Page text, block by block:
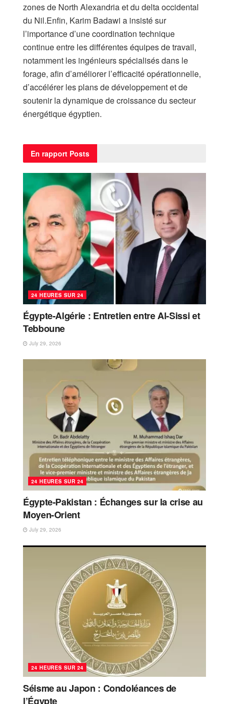
zones de North Alexandria et du delta occidental
du Nil.Enfin, Karim Badawi a insisté sur
l’importance d’une coordination technique
continue entre les différentes équipes de travail,
notamment les ingénieurs spécialisés dans le
forage, afin d’améliorer l’efficacité opérationnelle,
d’accélérer les plans de développement et de
soutenir la dynamique de croissance du secteur
énergétique égyptien.
En rapport Posts
24 HEURES SUR 24
Égypte-Algérie : Entretien entre Al-Sissi et
Tebboune
July 29, 2026
24 HEURES SUR 24
Égypte-Pakistan : Échanges sur la crise au
Moyen-Orient
July 29, 2026
24 HEURES SUR 24
Séisme au Japon : Condoléances de
l’Égypte